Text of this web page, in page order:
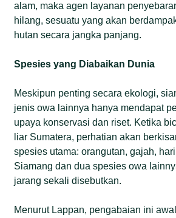
alam, maka agen layanan
hilang, sesuatu yang akan
hutan secara jangka panjang.
Spesies yang Diabaikan Dunia
Meskipun penting secara ekologi,
jenis owa lainnya hanya mendapat
upaya konservasi dan riset. Ketika
liar Sumatera, perhatian akan
spesies utama: orangutan, gajah,
Siamang dan dua spesies owa
jarang sekali disebutkan.
Menurut Lappan, pengabaian ini